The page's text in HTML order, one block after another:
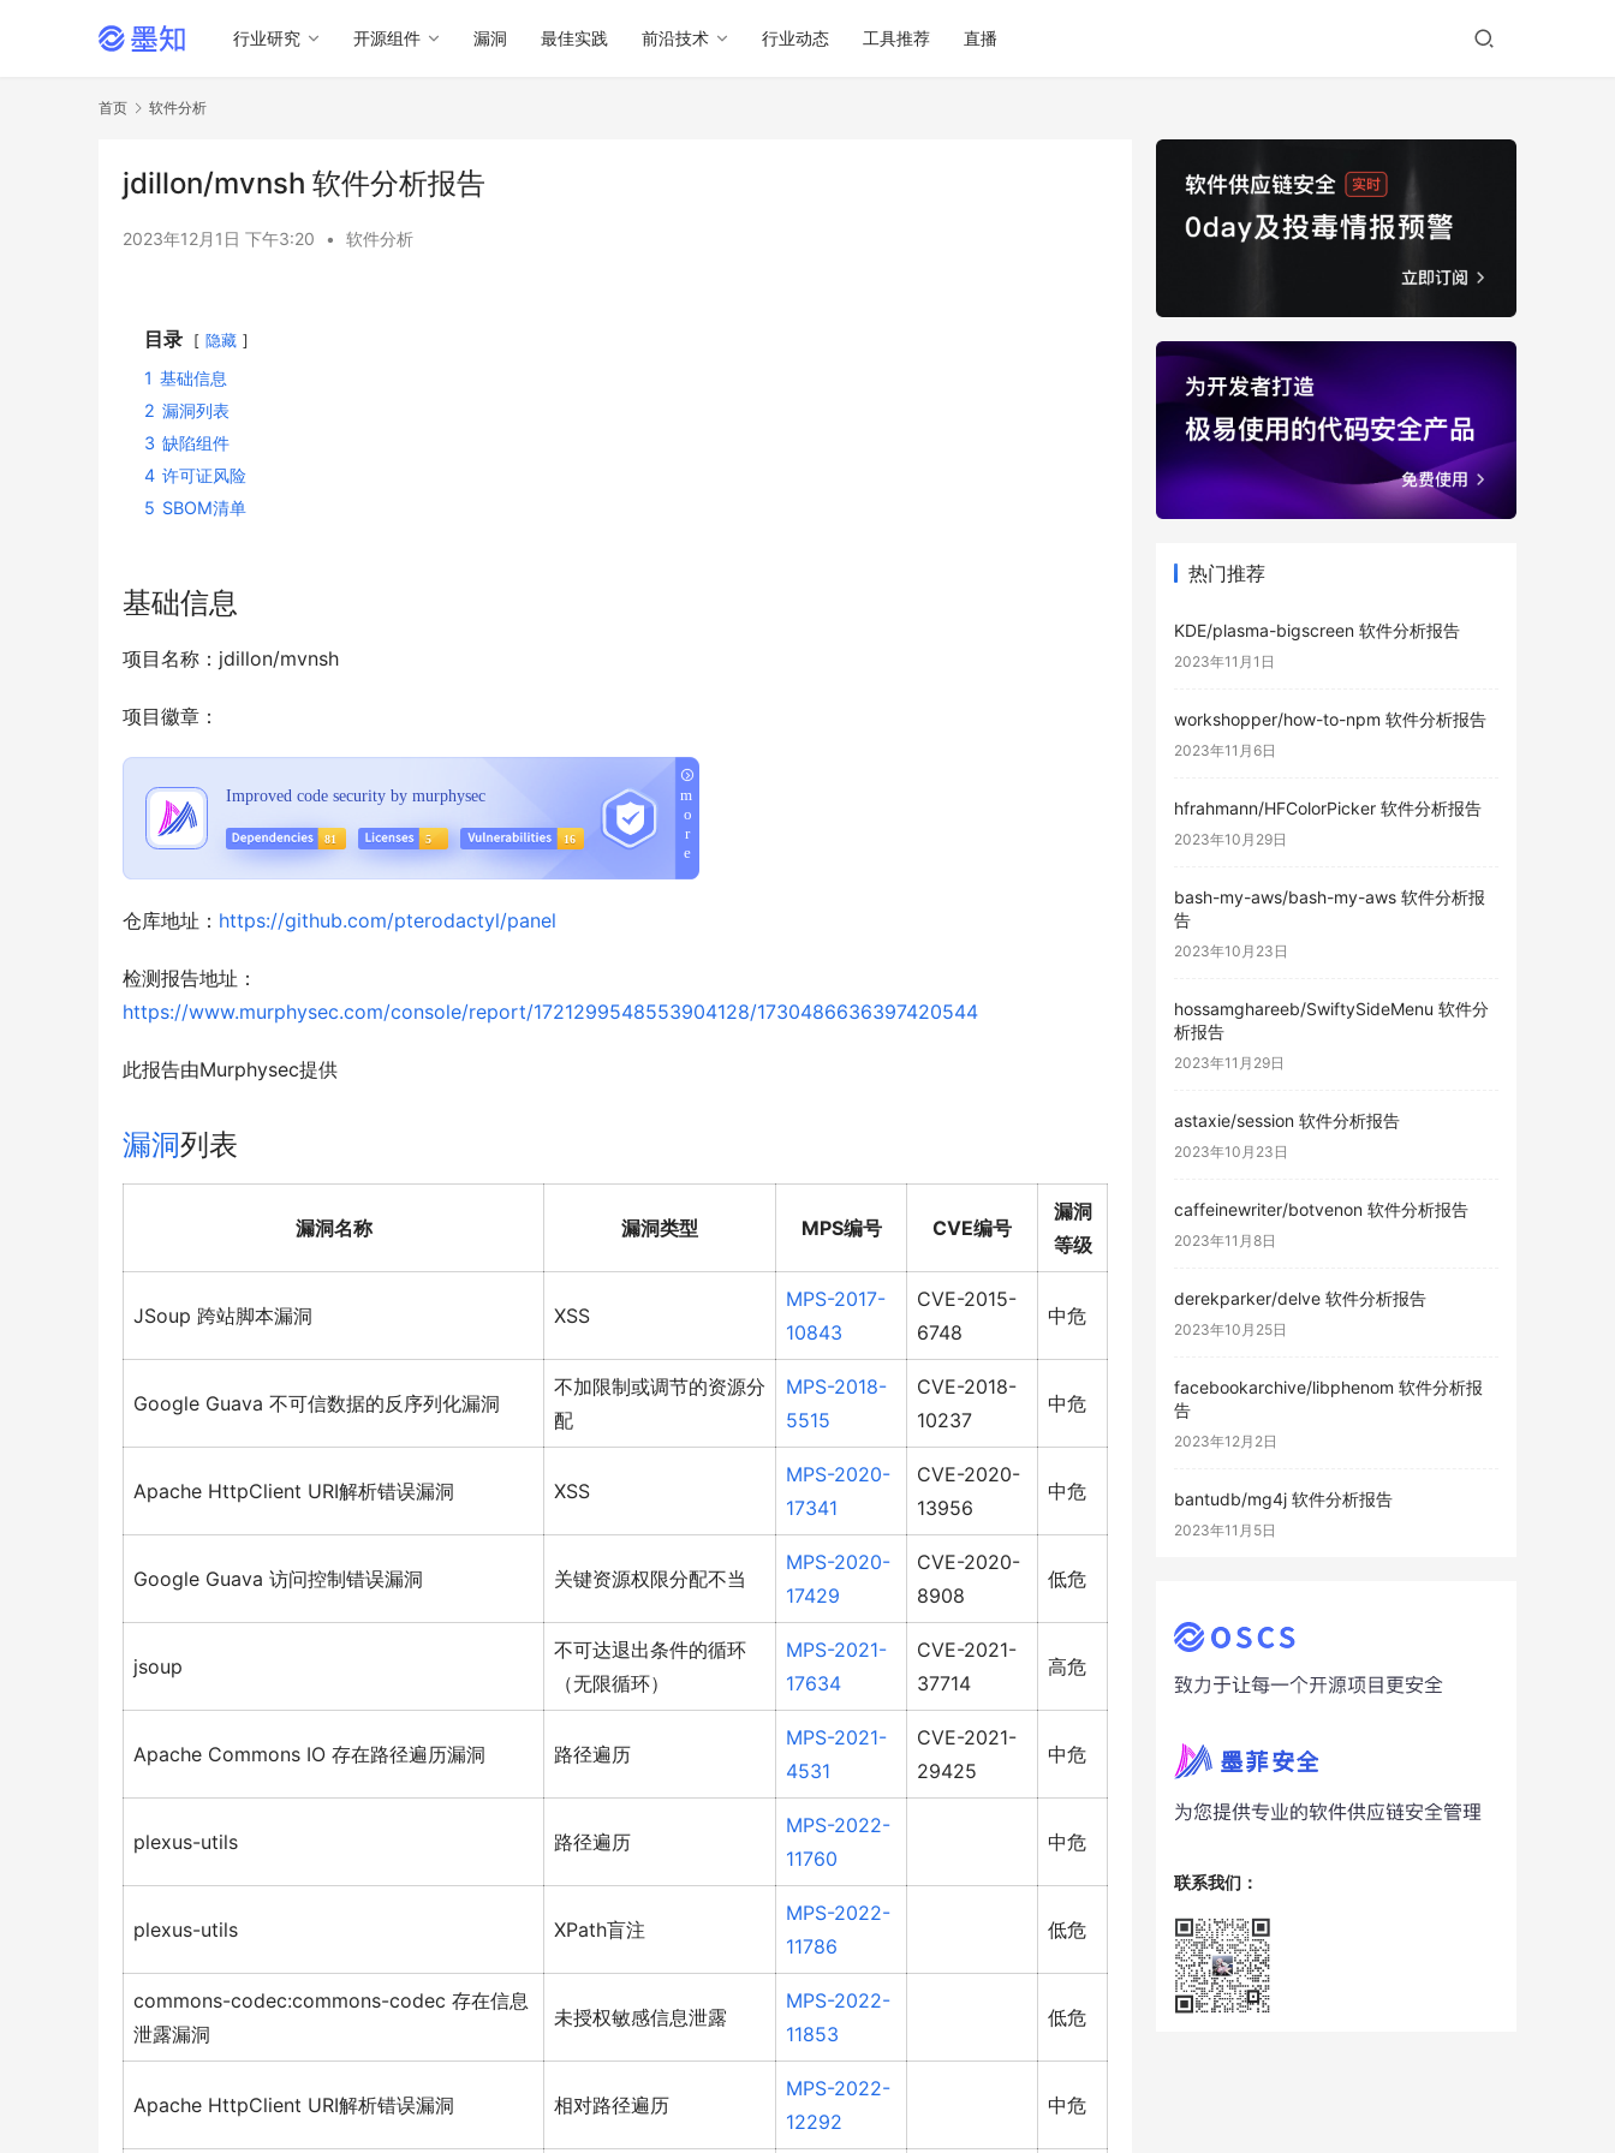
行业研究 开源组件 漏洞 最佳实践 前沿技术 行业动态 工具推荐 直播
首页 软件分析
jdillon/mvnsh 软件分析报告
2023年12月1日 下午3:20 • 软件分析
目录 隐藏
1 基础信息
2 漏洞列表
3 缺陷组件
4 许可证风险
5 SBOM清单
基础信息
项目名称：jdillon/mvnsh
项目徽章：
仓库地址： https://github.com/pterodactyl/panel
检测报告地址：
https://www.murphysec.com/console/report/1721299548553904128/1730486636397420544
此报告由Murphysec提供
漏洞列表
漏洞名称 漏洞类型 MPS编号 CVE编号
漏洞
等级
JSoup 跨站脚本漏洞 XSS
MPS-2017-
10843
CVE-2015-
6748
中危
Google Guava 不可信数据的反序列化漏洞
不加限制或调节的资源分
配
MPS-2018-
5515
CVE-2018-
10237
中危
Apache HttpClient URI解析错误漏洞 XSS
MPS-2020-
17341
CVE-2020-
13956
中危
Google Guava 访问控制错误漏洞 关键资源权限分配不当
MPS-2020-
17429
CVE-2020-
8908
低危
jsoup
不可达退出条件的循环
（无限循环）
MPS-2021-
17634
CVE-2021-
37714
高危
Apache Commons IO 存在路径遍历漏洞 路径遍历
MPS-2021-
4531
CVE-2021-
29425
中危
plexus-utils 路径遍历
MPS-2022-
11760
中危
plexus-utils XPath盲注
MPS-2022-
11786
低危
commons-codec:commons-codec 存在信息
泄露漏洞
未授权敏感信息泄露
MPS-2022-
11853
低危
Apache HttpClient URI解析错误漏洞 相对路径遍历
MPS-2022-
12292
中危
热门推荐
KDE/plasma-bigscreen 软件分析报告
2023年11月1日
workshopper/how-to-npm 软件分析报告
2023年11月6日
hfrahmann/HFColorPicker 软件分析报告
2023年10月29日
bash-my-aws/bash-my-aws 软件分析报
告
2023年10月23日
hossamghareeb/SwiftySideMenu 软件分
析报告
2023年11月29日
astaxie/session 软件分析报告
2023年10月23日
caffeinewriter/botvenon 软件分析报告
2023年11月8日
derekparker/delve 软件分析报告
2023年10月25日
facebookarchive/libphenom 软件分析报
告
2023年12月2日
bantudb/mg4j 软件分析报告
2023年11月5日
联系我们：